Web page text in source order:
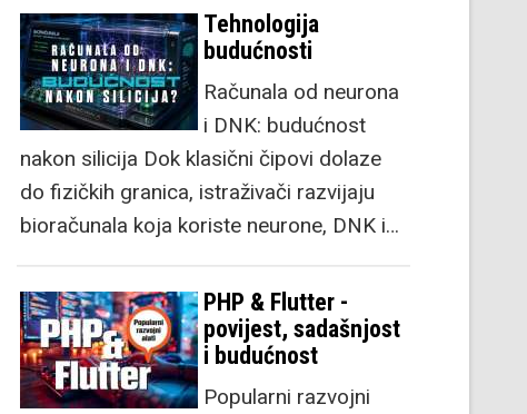
Tehnologija
budućnosti
Računala od neurona
i DNK: budućnost
nakon silicija Dok klasični čipovi dolaze
do fizičkih granica, istraživači razvijaju
bioračunala koja koriste neurone, DNK i…
PHP & Flutter -
povijest, sadašnjost
i budućnost
Popularni razvojni